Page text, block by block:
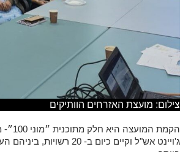
צילום: מועצת האזרחים הוותיקים
הקמת
ג'ויינט אש"ל וקיים כיום ב-